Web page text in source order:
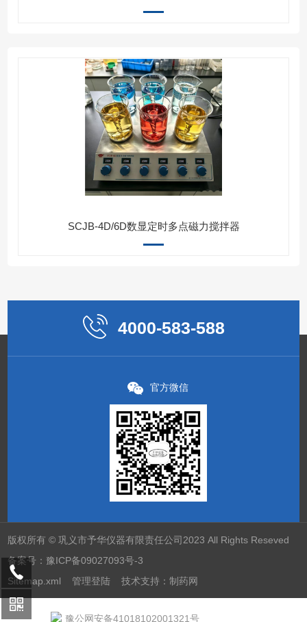
SCJB-4D/6D数显定时多点磁力搅拌器
4000-583-588
官方微信
版权所有 © 巩义市予华仪器有限责任公司2023 All Rights Reseved
备案号： 豫ICP备09027093号-3
Sitemap.xml
管理登陆 技术支持：制药网
豫公网安备41018102001321号